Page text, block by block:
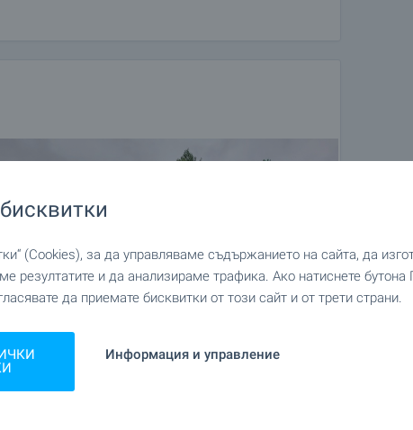
се с отговорния брокер за този имот
и начините за плащане.
с цел пълноценно и безпроблемно ползване
включват застраховка на движимо и
и автомобилно застраховане, строителни и
услуги и др.
(Cookies), за да управляваме съдържанието на сайта, да
резултатите и да анализираме трафика. Ако натиснете
да приемате бисквитки от този сайт и от трети страни.
Информация и управление